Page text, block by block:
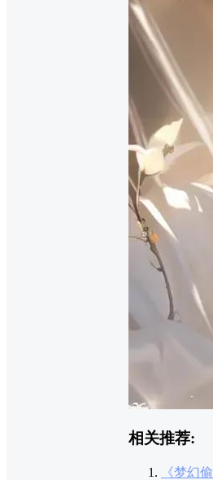
相关推荐:
《梦幻偷